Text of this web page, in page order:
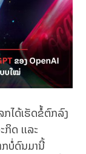
ກໄດ້ເຮັດຂໍ້ຕົກລົງ
ດ ເເລະ
ກບໍ່ດົນມານີ້